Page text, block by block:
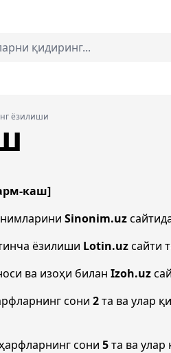
ёзилиши
каш]
Sinonim.uz
ёзилиши Lotin.uzсайти
ва изоҳи билан Izoh.uz
сони 2та ва улар
сони 5та ва улар